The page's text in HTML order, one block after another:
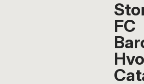
netop
at man
Mikael
at…
FC